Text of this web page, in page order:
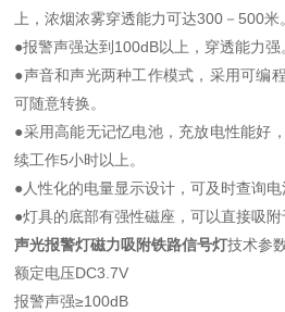
上，浓烟浓雾穿透能力可达300－500米
●报警声强达到100dB以上，穿透能力强
●声音和声光两种工作模式，采用可编
可随意转换。
●采用高能无记忆电池，充放电性能好
续工作5小时以上。
●人性化的电量显示设计，可及时查询电
●灯具的底部有强性磁座，可以直接吸附
声光报警灯磁力吸附铁路信号灯技术参
额定电压DC3.7V
报警声强≥100dB